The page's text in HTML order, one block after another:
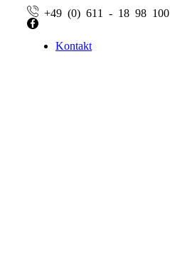
+49 (0) 611 - 18 98 100
Facebook
Kontakt